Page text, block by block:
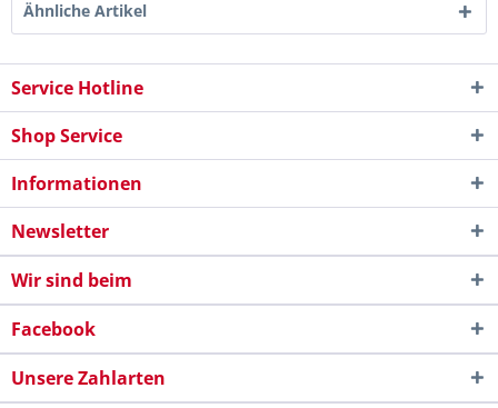
Ähnliche Artikel
Service Hotline
Shop Service
Informationen
Newsletter
Wir sind beim
Facebook
Unsere Zahlarten